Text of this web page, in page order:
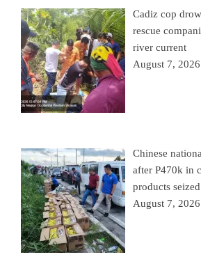
Cadiz cop
rescue
river current
August 7, 2026
Chinese
after P470k in
products seized
August 7, 2026